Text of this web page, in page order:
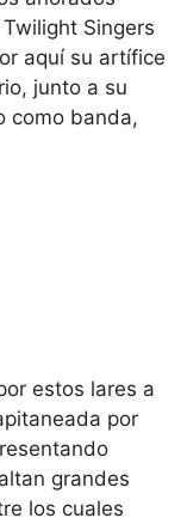
Singers
aquí su artífice
junto a su
como banda,
estos lares a
por
grandes
los cuales